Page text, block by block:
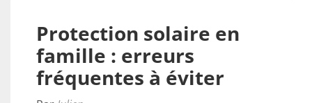
Protection solaire en
famille : erreurs
fréquentes à éviter